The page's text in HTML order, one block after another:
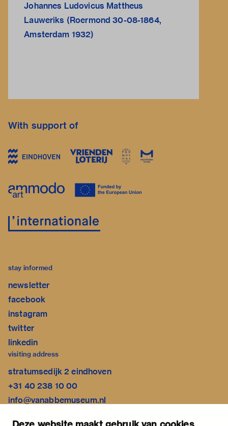
Johannes Ludovicus Mattheus
Lauweriks (Roermond 30-08-1864,
Amsterdam 1932)
With support of
stay informed
newsletter
facebook
instagram
twitter
linkedin
visiting address
stratumsedijk 2 eindhoven
+31 40 238 10 00
info@vanabbemuseum.nl